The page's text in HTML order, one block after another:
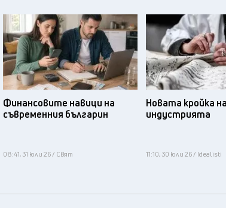
Финансовите навици на
съвременния българин
08:41, 31 юли 26 / Свят
Новата кройка на
индустрията
11:10, 30 юли 26 / Idealisti